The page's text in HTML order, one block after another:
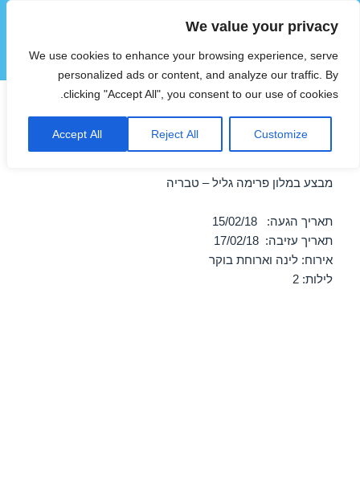
We value your privacy
We use cookies to enhance your browsing experience, serve
personalized ads or content, and analyze our traffic. By
clicking "Accept All", you consent to our use of cookies.
Customize
Reject All
Accept All
הוטצימר
תפריטים
ווידג'טים
חופשה במלון פרימה גליל –
טבריה 15/02/2018
מבצע במלון פרימה גליל – טבריה
תאריך הגעה: 15/02/18
תאריך עזיבה: 17/02/18
אירוח: לינה וארוחת בוקר
לילות: 2